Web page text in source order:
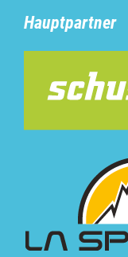
Hauptpartner